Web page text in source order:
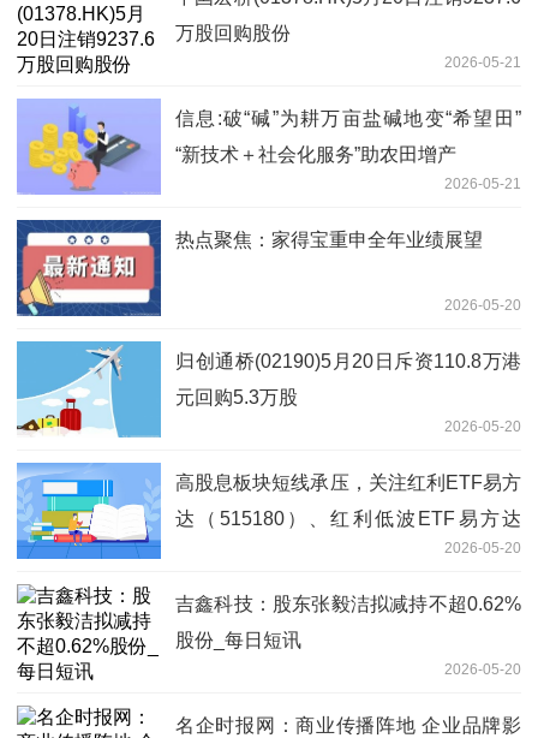
万股回购股份
2026-05-21
信息:破“碱”为耕万亩盐碱地变“希望田”
“新技术＋社会化服务”助农田增产
2026-05-21
热点聚焦：家得宝重申全年业绩展望
2026-05-20
归创通桥(02190)5月20日斥资110.8万港
元回购5.3万股
2026-05-20
高股息板块短线承压，关注红利ETF易方
达（515180）、红利低波ETF易方达
（563020）等产品投资机会 焦点热议
2026-05-20
吉鑫科技：股东张毅洁拟减持不超0.62%
股份_每日短讯
2026-05-20
名企时报网：商业传播阵地 企业品牌影